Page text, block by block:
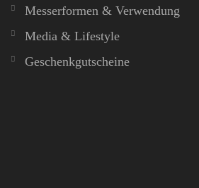
Messerformen & Verwendung
Media & Lifestyle
Geschenkgutscheine